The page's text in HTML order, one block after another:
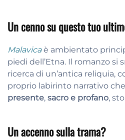
Un cenno su questo tuo
Malavicaè ambientato
piedi dell’Etna. Il romanzo si
ricerca di un’antica reliquia,
proprio labirinto narrativo
presente, sacro e profano,
Un accenno sulla trama?